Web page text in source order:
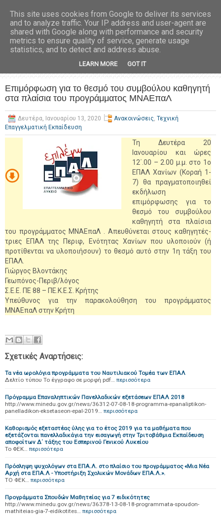
Επιμόρφωση για το θεσμό του συμβούλου καθηγητή
στα πλαίσια του προγράμματος ΜΝΑΕπαΛ
Δευτέρα, Ιανουαρίου 13, 2020 Ανακοινώσεις, Τεχνική
Επαγγελματική Εκπαίδευση
Τη Δευτέρα 20
Ιανουαρίου και ώρες
12΄.00 – 2.00 μ.μ. στο 1ο
ΕΠΑΛ Χανίων (Κοραή 1-
7) θα πραγματοποιηθεί
εκδήλωση
επιμόρφωσης για το
θεσμό του συμβούλου
καθηγητή στα πλαίσια
του προγράμματος ΜΝΑΕπαΛ . Απευθύνεται στους καθηγητές-
τριες ΕΠΑΛ της Περιφ, Ενότητας Χανίων που υλοποιούν (ή
προτίθενται να υλοποιήσουν) το θεσμό αυτό στην 1η τάξη του
ΕΠΑΛ.
Γιώργος Βλοντάκης
Γεωπόνος-Περιβ/λόγος
Σ.Ε.Ε. ΠΕ 88 – ΠΕ.Κ.Ε.Σ. Κρήτης
Υπεύθυνος για την παρακολούθηση του προγράμματος
ΜΝΑΕπαΛ στην Κρήτη
Σχετικές Αναρτήσεις:
Τα νέα ωρολόγια προγράμματα του Ναυτιλιακού Τομέα των ΕΠΑΛ
Δελτίο τύπου Το έγγραφο σε μορφή pdf… περισσότερα
Πρόγραμμα Επαναληπτικών Πανελλαδικών εξετάσεων ΕΠΑΛ 2018
http://www.minedu.gov.gr/news/36312-07-08-18-programma-epanaliptikon-
panelladikon-eksetaseon-epal-2019… περισσότερα
Καθορισμός εξεταστέας ύλης για το έτος 2019 για τα μαθήματα που
εξετάζονται πανελλαδικάγια την εισαγωγή στην Τριτοβάθμια Εκπαίδευση
αποφοίτων Δ΄ τάξης του Εσπερινού Γενικού Λυκείου
To ΦΕΚ… περισσότερα
Πρόσληψη ψυχολόγων στα ΕΠΑ.Λ. στο πλαίσιο του προγράμματος «Μια Νέα
Αρχή στα ΕΠΑ.Λ - Υποστήριξη Σχολικών Μονάδων ΕΠΑ.Λ.».
ΤΟ ΦΕΚ… περισσότερα
Προγράμματα Σπουδών Μαθητείας για 7 ειδικότητες
http://www.minedu.gov.gr/news/36378-13-08-18-programmata-spoudon-
mathiteias-gia-7-eidikotites… περισσότερα
This site uses cookies from Google to deliver its services
and to analyze traffic. Your IP address and user-agent are
shared with Google along with performance and security
metrics to ensure quality of service, generate usage
statistics, and to detect and address abuse.
LEARN MORE GOT IT